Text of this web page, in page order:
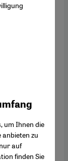
von
in
Gegner
um das
um Ihnen die
zu
auf
finden Sie
Maps Embed,